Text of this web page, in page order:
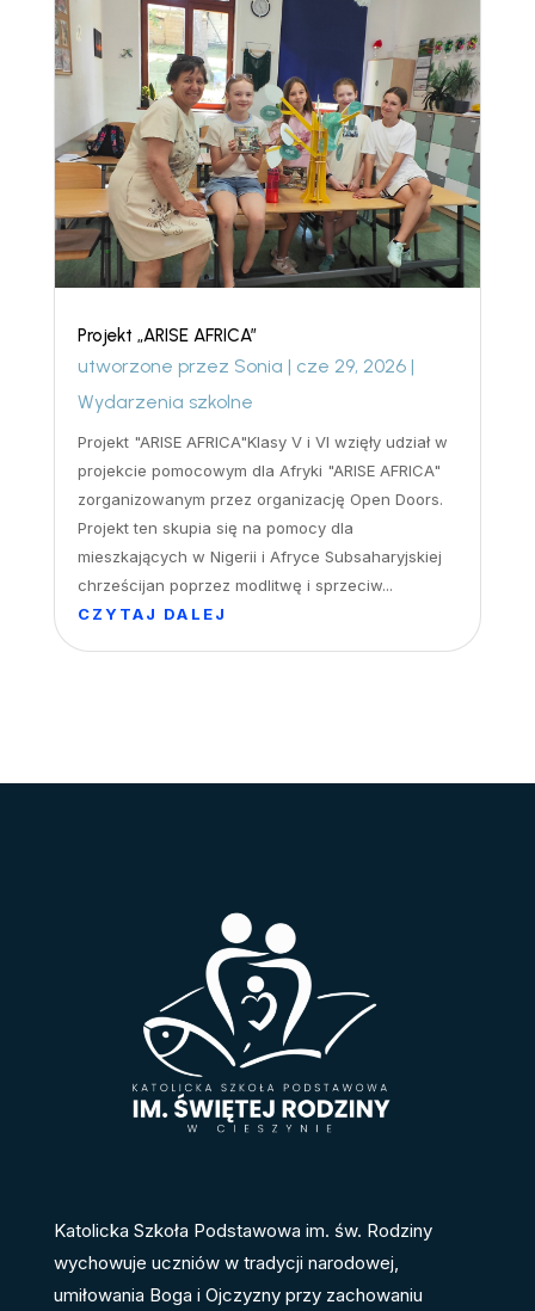
Projekt „ARISE AFRICA”
utworzone przez Sonia | cze 29, 2026|
Wydarzenia szkolne
Projekt "ARISE AFRICA"Klasy V i VI wzięły udział w
projekcie pomocowym dla Afryki "ARISE AFRICA"
zorganizowanym przez organizację Open Doors.
Projekt ten skupia się na pomocy dla
mieszkających w Nigerii i Afryce Subsaharyjskiej
chrześcijan poprzez modlitwę i sprzeciw...
CZYTAJ DALEJ
Katolicka Szkoła Podstawowa im. św. Rodziny
wychowuje uczniów w tradycji narodowej,
umiłowania Boga i Ojczyzny przy zachowaniu